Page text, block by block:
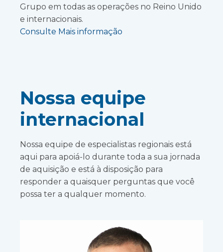
Grupo em todas as operações no Reino Unido
e internacionais.
Consulte Mais informação
Nossa equipe
internacional
Nossa equipe de especialistas regionais está
aqui para apoiá-lo durante toda a sua jornada
de aquisição e está à disposição para
responder a quaisquer perguntas que você
possa ter a qualquer momento.